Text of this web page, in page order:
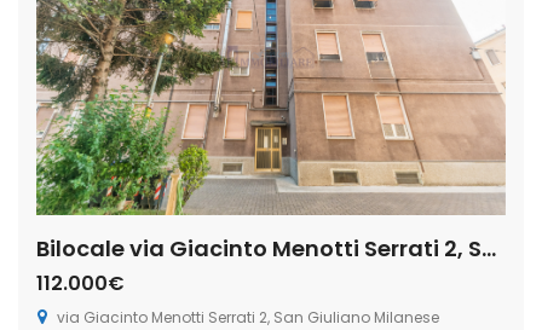
Bilocale via Giacinto Menotti Serrati 2, San Giuliano Milanese (Rif. SGM91)
112.000€
via Giacinto Menotti Serrati 2, San Giuliano Milanese